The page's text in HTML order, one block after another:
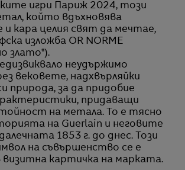
игри Париж 2024, този
който вдъхновява
кара целия свят да мечтае,
изложба OR NORME
злато").
неудържимо
вековете, надхвърляйки
природа, за да придобие
придаващи
на метала. То е тясно
на Guerlain и неговите
1853 г. до днес. Този
на съвършенство се е
визитна картичка на марката.